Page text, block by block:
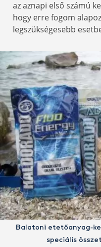
az aznapi első számú
hogy erre fogom
legszükségesebb
Balatoni etetőanyag-
speciális